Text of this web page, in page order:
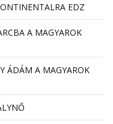
EDZ
A MAGYAROK
ÁDÁM A MAGYAROK